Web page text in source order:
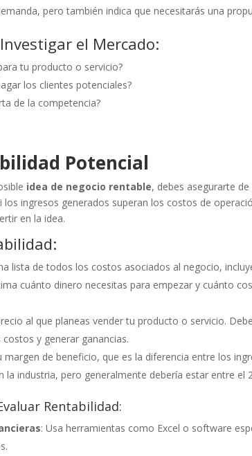
pero también indica que necesitarás una
el Mercado:
tu producto o servicio?
los clientes potenciales?
de la competencia?
Potencial
idea de negocio rentable, debes asegurarte
los ingresos generados superan los costos de
en la idea.
lista de todos los costos asociados al negocio,
cuánto dinero necesitas para empezar y cuánto
al que planeas vender tu producto o servicio.
y generar ganancias.
margen de beneficio, que es la diferencia entre los
la industria, pero generalmente debería estar entre el
Rentabilidad:
: Usa herramientas como Excel o software